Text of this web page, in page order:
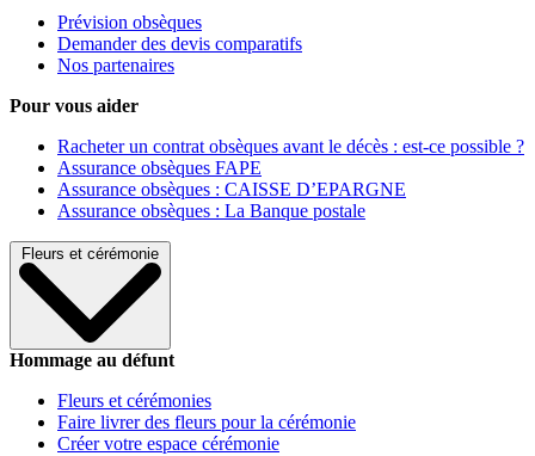
Prévision obsèques
Demander des devis comparatifs
Nos partenaires
Pour vous aider
Racheter un contrat obsèques avant le décès : est-ce possible ?
Assurance obsèques FAPE
Assurance obsèques : CAISSE D’EPARGNE
Assurance obsèques : La Banque postale
Fleurs et cérémonie
Hommage au défunt
Fleurs et cérémonies
Faire livrer des fleurs pour la cérémonie
Créer votre espace cérémonie